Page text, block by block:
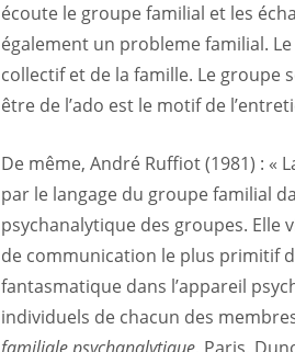
écoute le groupe familial et les
également un probleme familial.
collectif et de la famille. Le groupe
être de l’ado est le motif de
De même, André Ruffiot (1981) : «
par le langage du groupe familial
psychanalytique des groupes. Elle
de communication le plus primitif
fantasmatique dans l’appareil
individuels de chacun des